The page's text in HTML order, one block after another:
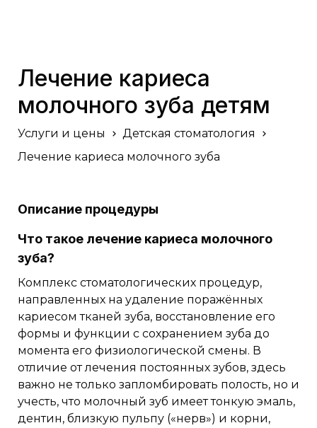
Лечение кариеса
молочного зуба детям
Услуги и цены
Детская стоматология
Лечение кариеса молочного зуба
Описание процедуры
Что такое лечение кариеса молочного
зуба?
Комплекс стоматологических процедур,
направленных на удаление поражённых
кариесом тканей зуба, восстановление его
формы и функции с сохранением зуба до
момента его физиологической смены. В
отличие от лечения постоянных зубов, здесь
важно не только запломбировать полость, но и
учесть, что молочный зуб имеет тонкую эмаль,
дентин, близкую пульпу («нерв») и корни,